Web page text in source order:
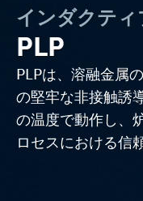
インダクテ
PLP
PLPは、溶融金属
の堅牢な非接触
の温度で動作し、
ロセスにおける信